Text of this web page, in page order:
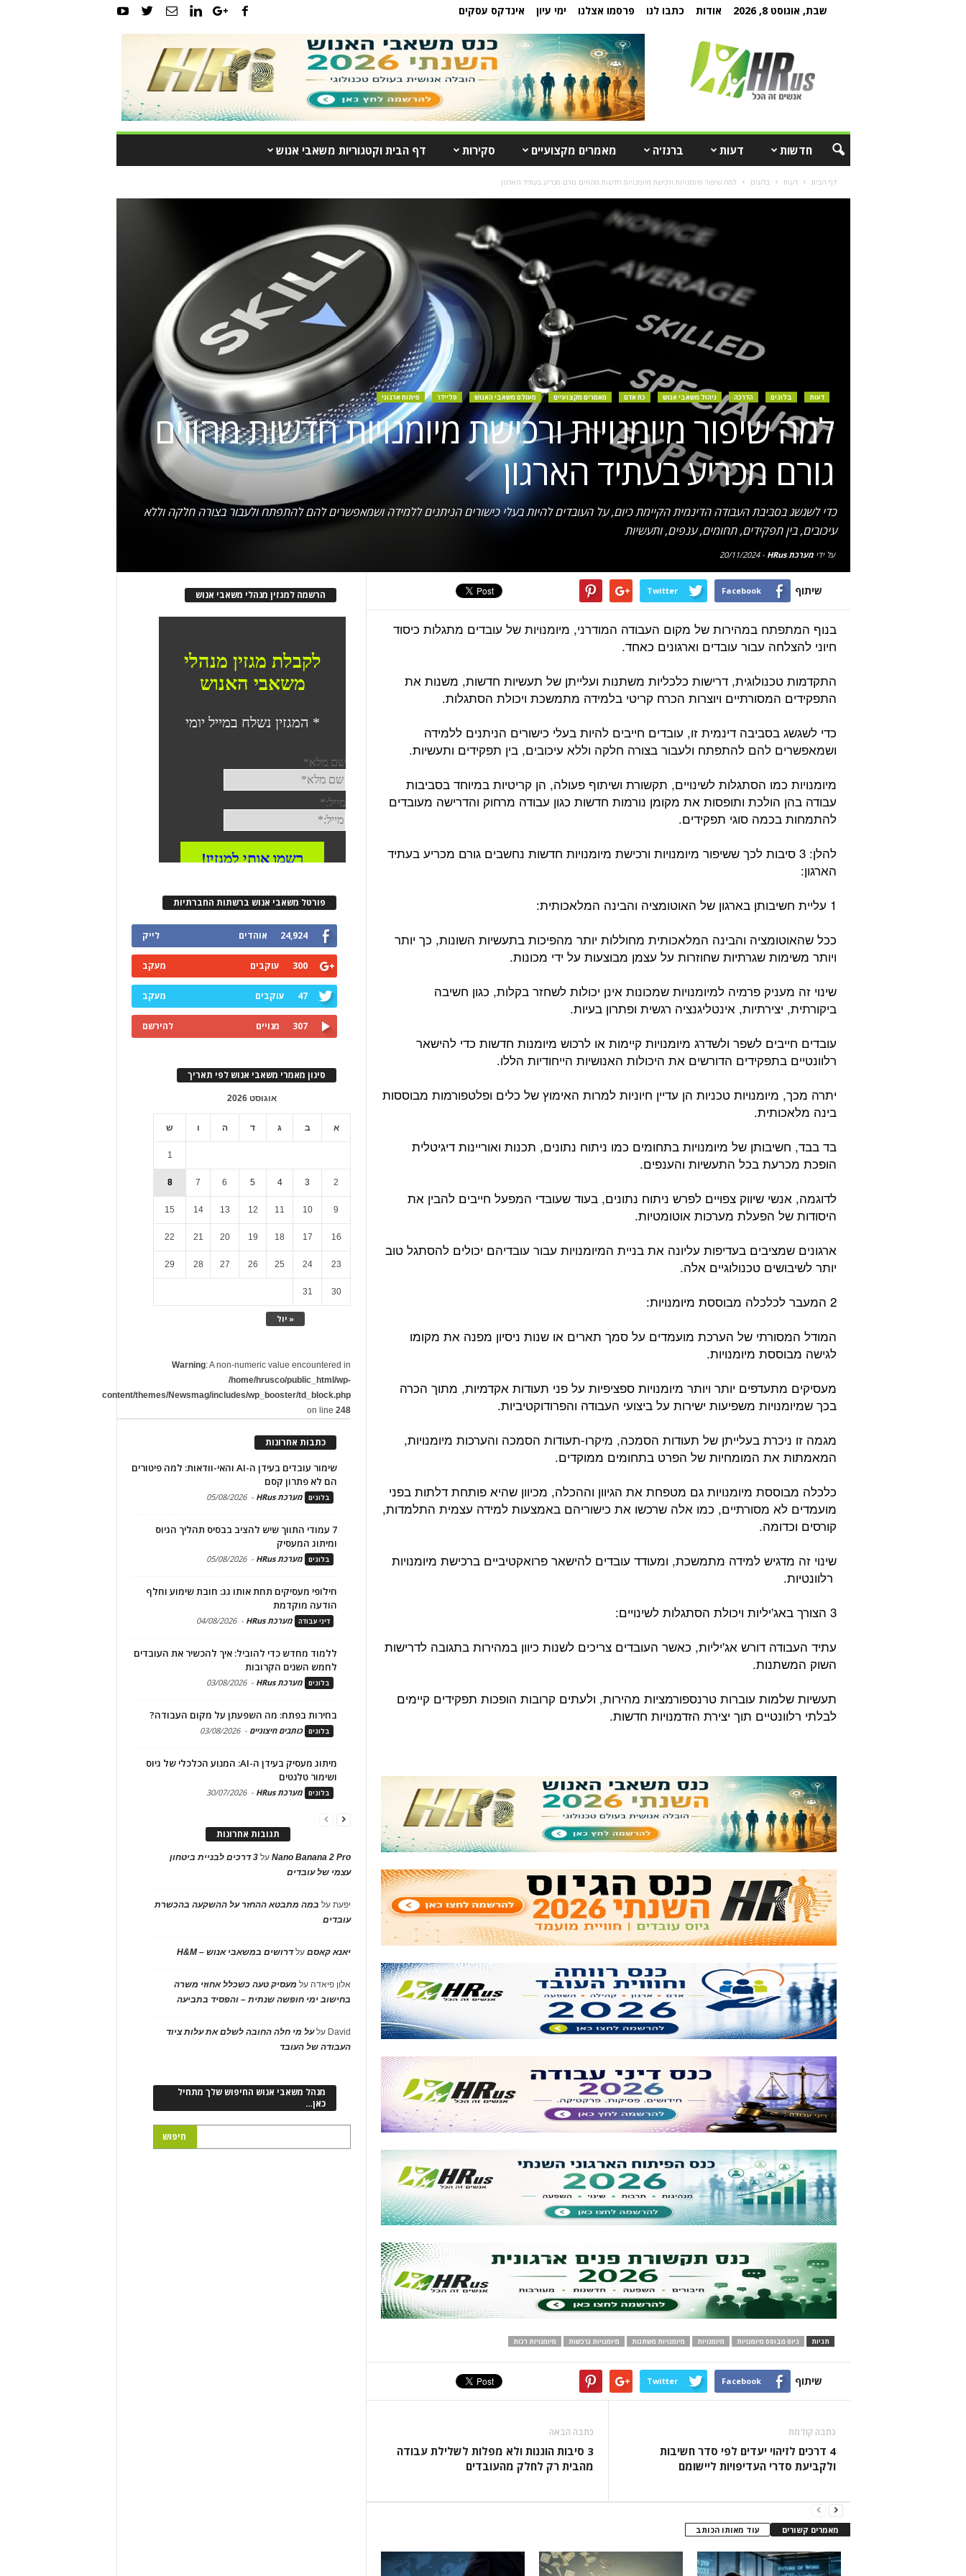
שבת, אוגוסט 8, 2026 אודות כתבו לנו פרסמו אצלנו ימי עיון אינדקס עסקים
חדשות דעות ברנז'ה מאמרים מקצועיים סקירות דף הבית וקטגוריות משאבי אנוש
דף הבית דעות בלוגים למה שיפור מיומנויות ורכישת מיומנויות חדשות מהווים גורם מכריע בעתיד הארגון
דעות בלוגים הדרכה ניהול משאבי אנוש כח אדם מאמרים מקצועיים מעולם משאבי האנוש סליידר פיתוח ארגוני
למה שיפור מיומנויות ורכישת מיומנויות חדשות מהווים
גורם מכריע בעתיד הארגון
כדי לשגשג בסביבת העבודה הדינמית הקיימת כיום, על העובדים להיות בעלי כישורים הניתנים ללמידה ושמאפשרים להם להתפתח ולעבור בצורה חלקה וללא
עיכובים, בין תפקידים, תחומים, ענפים, ותעשיות
על ידימערכת HRus -
20/11/2024
שיתוף Facebook
Twitter
בנוף המתפתח במהירות של מקום העבודה המודרני, מיומנויות של עובדים מתגלות כיסוד
חיוני להצלחה עבור עובדים וארגונים כאחד.
התקדמות טכנולוגית, דרישות כלכליות משתנות ועלייתן של תעשיות חדשות, משנות את
התפקידים המסורתיים ויוצרות הכרח קריטי בלמידה מתמשכת ויכולת הסתגלות.
כדי לשגשג בסביבה דינמית זו, עובדים חייבים להיות בעלי כישורים הניתנים ללמידה
ושמאפשרים להם להתפתח ולעבור בצורה חלקה וללא עיכובים, בין תפקידים ותעשיות.
מיומנויות כמו הסתגלות לשינויים, תקשורת ושיתוף פעולה, הן קריטיות במיוחד בסביבות
עבודה בהן הולכת ותופסות את מקומן נורמות חדשות כגון עבודה מרחוק והדרישה מעובדים
להתמחות בכמה סוגי תפקידים.
להלן: 3 סיבות לכך ששיפור מיומנויות ורכישת מיומנויות חדשות נחשבים גורם מכריע בעתיד
הארגון:
1 עליית חשיבותן בארגון של האוטומציה והבינה המלאכותית:
ככל שהאוטומציה והבינה המלאכותית מחוללות יותר מהפיכות בתעשיות השונות, כך יותר
ויותר משימות שגרתיות שחוזרות על עצמן מבוצעות על ידי מכונות.
שינוי זה מעניק פרמיה למיומנויות שמכונות אינן יכולות לשחזר בקלות, כגון חשיבה
ביקורתית, יצירתיות, אינטליגנציה רגשית ופתרון בעיות.
עובדים חייבים לשפר ולשדרג מיומנויות קיימות או לרכוש מיומנות חדשות כדי להישאר
רלוונטיים בתפקידים הדורשים את היכולות האנושיות הייחודיות הללו.
יתרה מכך, מיומנויות טכניות הן עדיין חיוניות למרות האימוץ של כלים ופלטפורמות מבוססות
בינה מלאכותית.
בד בבד, חשיבותן של מיומנויות בתחומים כמו ניתוח נתונים, תכנות ואוריינות דיגיטלית
הופכת מכרעת בכל התעשיות והענפים.
לדוגמה, אנשי שיווק צפויים לפרש ניתוח נתונים, בעוד שעובדי המפעל חייבים להבין את
היסודות של הפעלת מערכות אוטומטיות.
ארגונים שמציבים בעדיפות עליונה את בניית המיומנויות עבור עובדיהם יכולים להסתגל טוב
יותר לשיבושים טכנולוגיים אלה.
2 המעבר לכלכלה מבוססת מיומנויות:
המודל המסורתי של הערכת מועמדים על סמך תארים או שנות ניסיון מפנה את מקומו
לגישה מבוססת מיומנויות.
מעסיקים מתעדפים יותר ויותר מיומנויות ספציפיות על פני תעודות אקדמיות, מתוך הכרה
בכך שמיומנויות משפיעות ישירות על ביצועי העבודה והפרודוקטיביות.
מגמה זו ניכרת בעלייתן של תעודות הסמכה, מיקרו-תעודות הסמכה והערכות מיומנויות,
המאמתות את המומחיות של הפרט בתחומים ממוקדים.
כלכלה מבוססת מיומנויות גם מטפחת את הגיוון וההכלה, מכיוון שהיא פותחת דלתות בפני
מועמדים לא מסורתיים, כמו אלה שרכשו את כישוריהם באמצעות למידה עצמית התלמדות,
קורסים וכדומה.
שינוי זה מדגיש למידה מתמשכת, ומעודד עובדים להישאר פרואקטיביים ברכישת מיומנויות
רלוונטיות.
3 הצורך באג'יליות ויכולת הסתגלות לשינויים:
עתיד העבודה דורש אג'יליות, כאשר העובדים צריכים לשנות כיוון במהירות בתגובה לדרישות
השוק המשתנות.
תעשיות שלמות עוברות טרנספורמציות מהירות, ולעתים קרובות הופכות תפקידים קיימים
לבלתי רלוונטיים תוך יצירת הזדמנויות חדשות.
תגיות גיוס מבוסס מיומנויות מיומנויות מיומנויות משתנות מיומנויות נרכשות מיומנויות רכות
שיתוף Facebook
Twitter
כתבה קודמת
4 דרכים לזיהוי יעדים לפי סדר חשיבות
ולקביעת סדרי העדיפויות ליישומם
כתבה הבאה
3 סיבות הוגנות ולא מפלות לשלילת עבודה
מהבית רק לחלק מהעובדים
מאמרים קשורים עוד מאותו הכותב
הרשמה למגזין מנהלי משאבי אנוש
פורטל משאבי אנוש ברשתות החברתיות
24,924 אוהדים לייק
300 עוקבים מעקב
47 עוקבים מעקב
307 מנויים להירשם
סינון מאמרי משאבי אנוש לפי תאריך
אוגוסט 2026
א ב ג ד ה ו ש
« יול
1
2
3
4
5
6
7
8
9
10
11
12
13
14
15
16
17
18
19
20
21
22
23
24
25
26
27
28
29
30
31
Warning: A non-numeric value encountered in
/home/hrusco/public_html/wp-
content/themes/Newsmag/includes/wp_booster/td_block.php
on line248
כתבות אחרונות
שימור עובדים בעידן ה-AI והאי-וודאות: למה פיטורים
הם לא פתרון קסם
בלוגים מערכת HRus -
05/08/2026
7 עמודי התווך שיש להציב בבסיס תהליך הגיוס
ומיתוג המעסיק
בלוגים מערכת HRus -
05/08/2026
חילופי מעסיקים תחת אותו גג: חובת שימוע וחלף
הודעה מוקדמת
דיני עבודה מערכת HRus -
04/08/2026
ללמוד מחדש כדי להוביל: איך להכשיר את העובדים
לחמש השנים הקרובות
בלוגים מערכת HRus -
03/08/2026
בחירות בפתח: מה השפעתן על מקום העבודה?
בלוגים כותבים חיצוניים -
03/08/2026
מיתוג מעסיק בעידן ה-AI: המנוע הכלכלי של גיוס
ושימור טלנטים
בלוגים מערכת HRus -
30/07/2026
תגובות אחרונות
Nano Banana 2 Proעל
3 דרכים לבניית ביטחון
עצמי של עובדים
יפעתעל במה מתבטא ההחזר על ההשקעה בהכשרת
עובדים
יאנא קאסםעלדרושים במשאבי אנוש – H&M
אלון פיאדה על מעסיק טעה כשכלל אחוזי משרה
בחישוב ימי חופשה שנתית – והפסיד בתביעה
David עלעל מי חלה החובה לשלם את עלות ציוד
העבודה של העובד
מנהל משאבי אנוש החיפוש שלך מתחיל
כאן…